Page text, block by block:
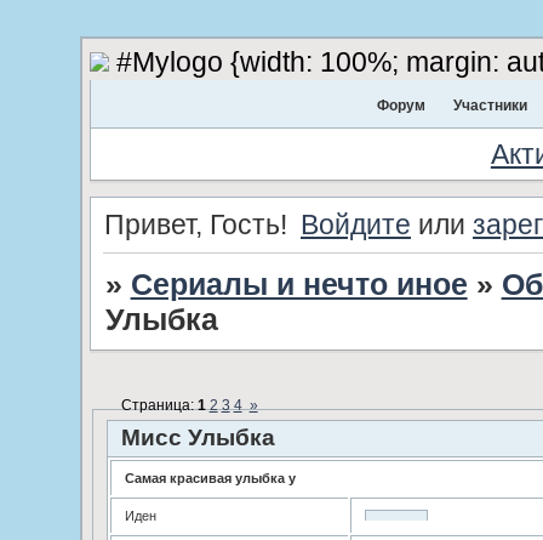
#Mylogo {width: 100%; margin:
Форум Участники
Привет, Гость! Войдите или
» Сериалы и нечто иное »
Улыбка
Мисс Улыбка
Страница:1 2 3 4 »
Самая красивая улыбка у
Иден